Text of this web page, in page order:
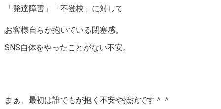
「発達障害」「不登校」に対して
お客様自らが抱いている閉塞感。
SNS自体をやったことがない不安。
まぁ、最初は誰でもが抱く不安や抵抗です＾＾